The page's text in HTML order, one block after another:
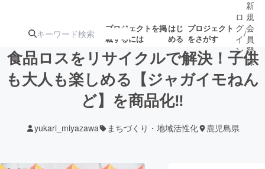
プロジェクトを掲
載するには
はじ
める
プロジェクト
をさがす
注目の新着プロ募集終了が近いプ
ロ
グ
イ
ン
/
新
規
会
員
登
録
食品ロスをリサイクルで解決！子供
も大人も楽しめる【ジャガイモねん
ど】を商品化‼
yukari_miyazawa まちづくり・地域活性化 鹿児島県